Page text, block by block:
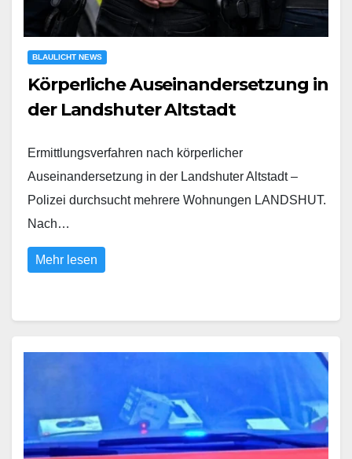
BLAULICHT NEWS
Körperliche Auseinandersetzung in
der Landshuter Altstadt
Ermittlungsverfahren nach körperlicher
Auseinandersetzung in der Landshuter Altstadt –
Polizei durchsucht mehrere Wohnungen LANDSHUT.
Nach…
Mehr lesen